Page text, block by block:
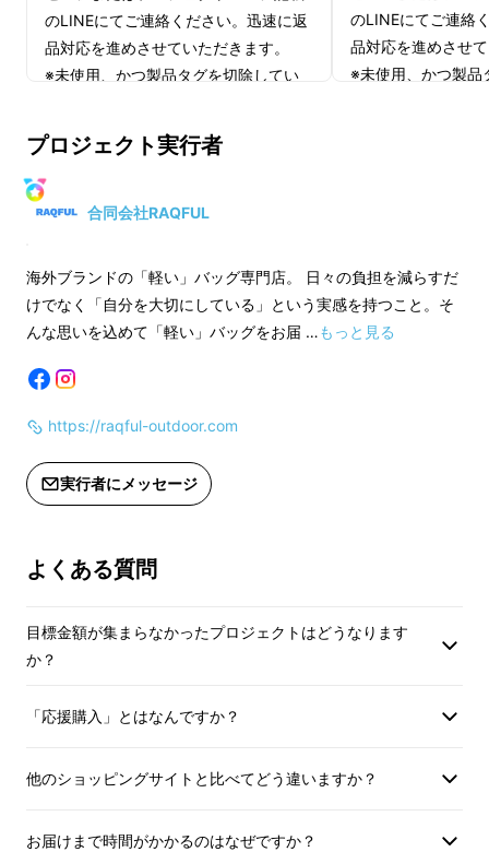
のLINEにてご連絡ください。迅速に返
品対応を進めさせていただきます。
※未使用、かつ製品タグを切除してい
【限定200個】早割
一般販売予定価格：16,980円（税込）
※送料込み
内容物：
Paz 20Lトートパック×１個
※色は６色からお選びください。
ン、グルーロ、ピンク、ライトパープ
製品に不具合がある場合、お届けから
３年間、返品・交換を承っておりま
カラーは応援購入後でも変更可能で
行者に問い合わせ」ボタンよりご連絡
※お届け後にカラー変更をご希望の場
いただきます。
のLINEにてご連絡
品対応を進めさせ
※未使用、かつ製品
内容物：
Paz 20Lトートパ
※色は６色からお選
す。
※お届け後にカラー
いただきます。
プロジェクト実行者
合同会社RAQFUL
海外ブランドの「軽い」バッグ専門店。 日々の負担を減らすだ
けでなく「自分を大切にしている」という実感を持つこと。そ
んな思いを込めて「軽い」バッグをお届 …もっと見る
https://raqful-outdoor.com
実行者にメッセージ
よくある質問
目標金額が集まらなかったプロジェクトはどうなります
か？
「応援購入」とはなんですか？
他のショッピングサイトと比べてどう違いますか？
お届けまで時間がかかるのはなぜですか？